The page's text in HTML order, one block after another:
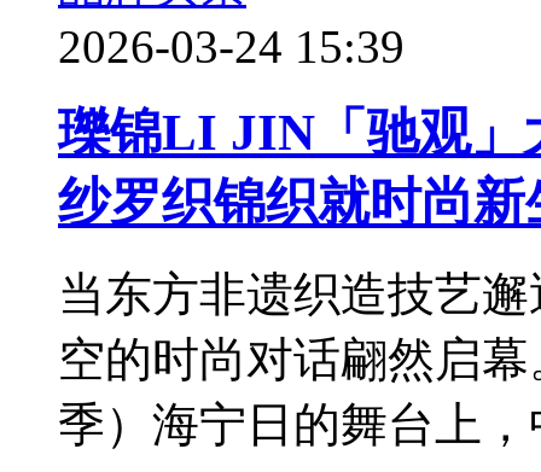
2026-03-24 15:39
瓅锦LI JIN「驰观」
纱罗织锦织就时尚新
当东方非遗织造技艺
空的时尚对话翩然启
季）海宁日的舞台上